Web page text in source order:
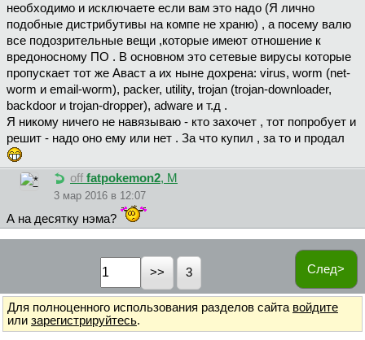
необходимо и исключаете если вам это надо (Я лично
подобные дистрибутивы на компе не храню) , а посему валю
все подозрительные вещи ,которые имеют отношение к
вредоносному ПО . В основном это сетевые вирусы которые
пропускает тот же Аваст а их ныне дохрена: virus, worm (net-
worm и email-worm), packer, utility, trojan (trojan-downloader,
backdoor и trojan-dropper), adware и т.д .
Я никому ничего не навязываю - кто захочет , тот попробует и
решит - надо оно ему или нет . За что купил , за то и продал
off fatpokemon2, М
3 мар 2016 в 12:07
А на десятку нэма?
След>
3
Для полноценного использования разделов сайта войдите
или зарегистрируйтесь.